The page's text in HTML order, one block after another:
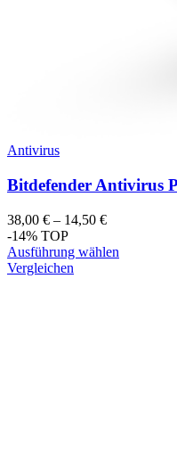
Antivirus
Bitdefender Antivirus
38,00 € – 14,50 €
-14% TOP
Ausführung wählen
Vergleichen